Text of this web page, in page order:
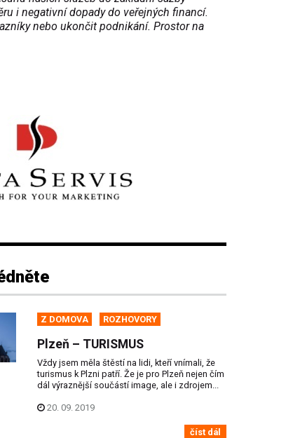
i negativní dopady do veřejných financí.
nebo ukončit podnikání. Prostor na
Z DOMOVA ROZHOVORY
Plzeň – TURISMUS
Vždy jsem měla štěstí na lidi, kteří vnímali, že
turismus k Plzni patří. Že je pro Plzeň nejen čím
dál výraznější součástí image, ale i zdrojem...
20. 09. 2019
číst dál